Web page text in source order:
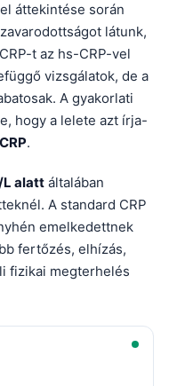
áttekintése során
látunk,
t az hs-CRP-vel
vizsgálatok, de a
A gyakorlati
hogy a lelete azt írja-
.
L alatt általában
A standard CRP
emelkedettnek
fertőzés, elhízás,
fizikai megterhelés